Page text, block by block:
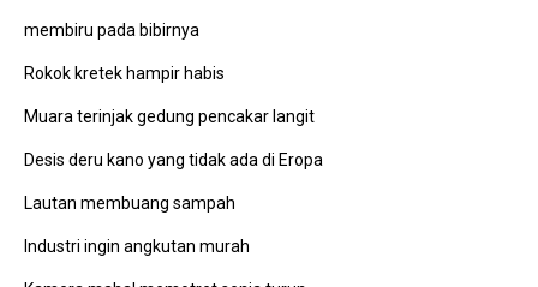
membiru pada bibirnya
Rokok kretek hampir habis
Muara terinjak gedung pencakar langit
Desis deru kano yang tidak ada di Eropa
Lautan membuang sampah
Industri ingin angkutan murah